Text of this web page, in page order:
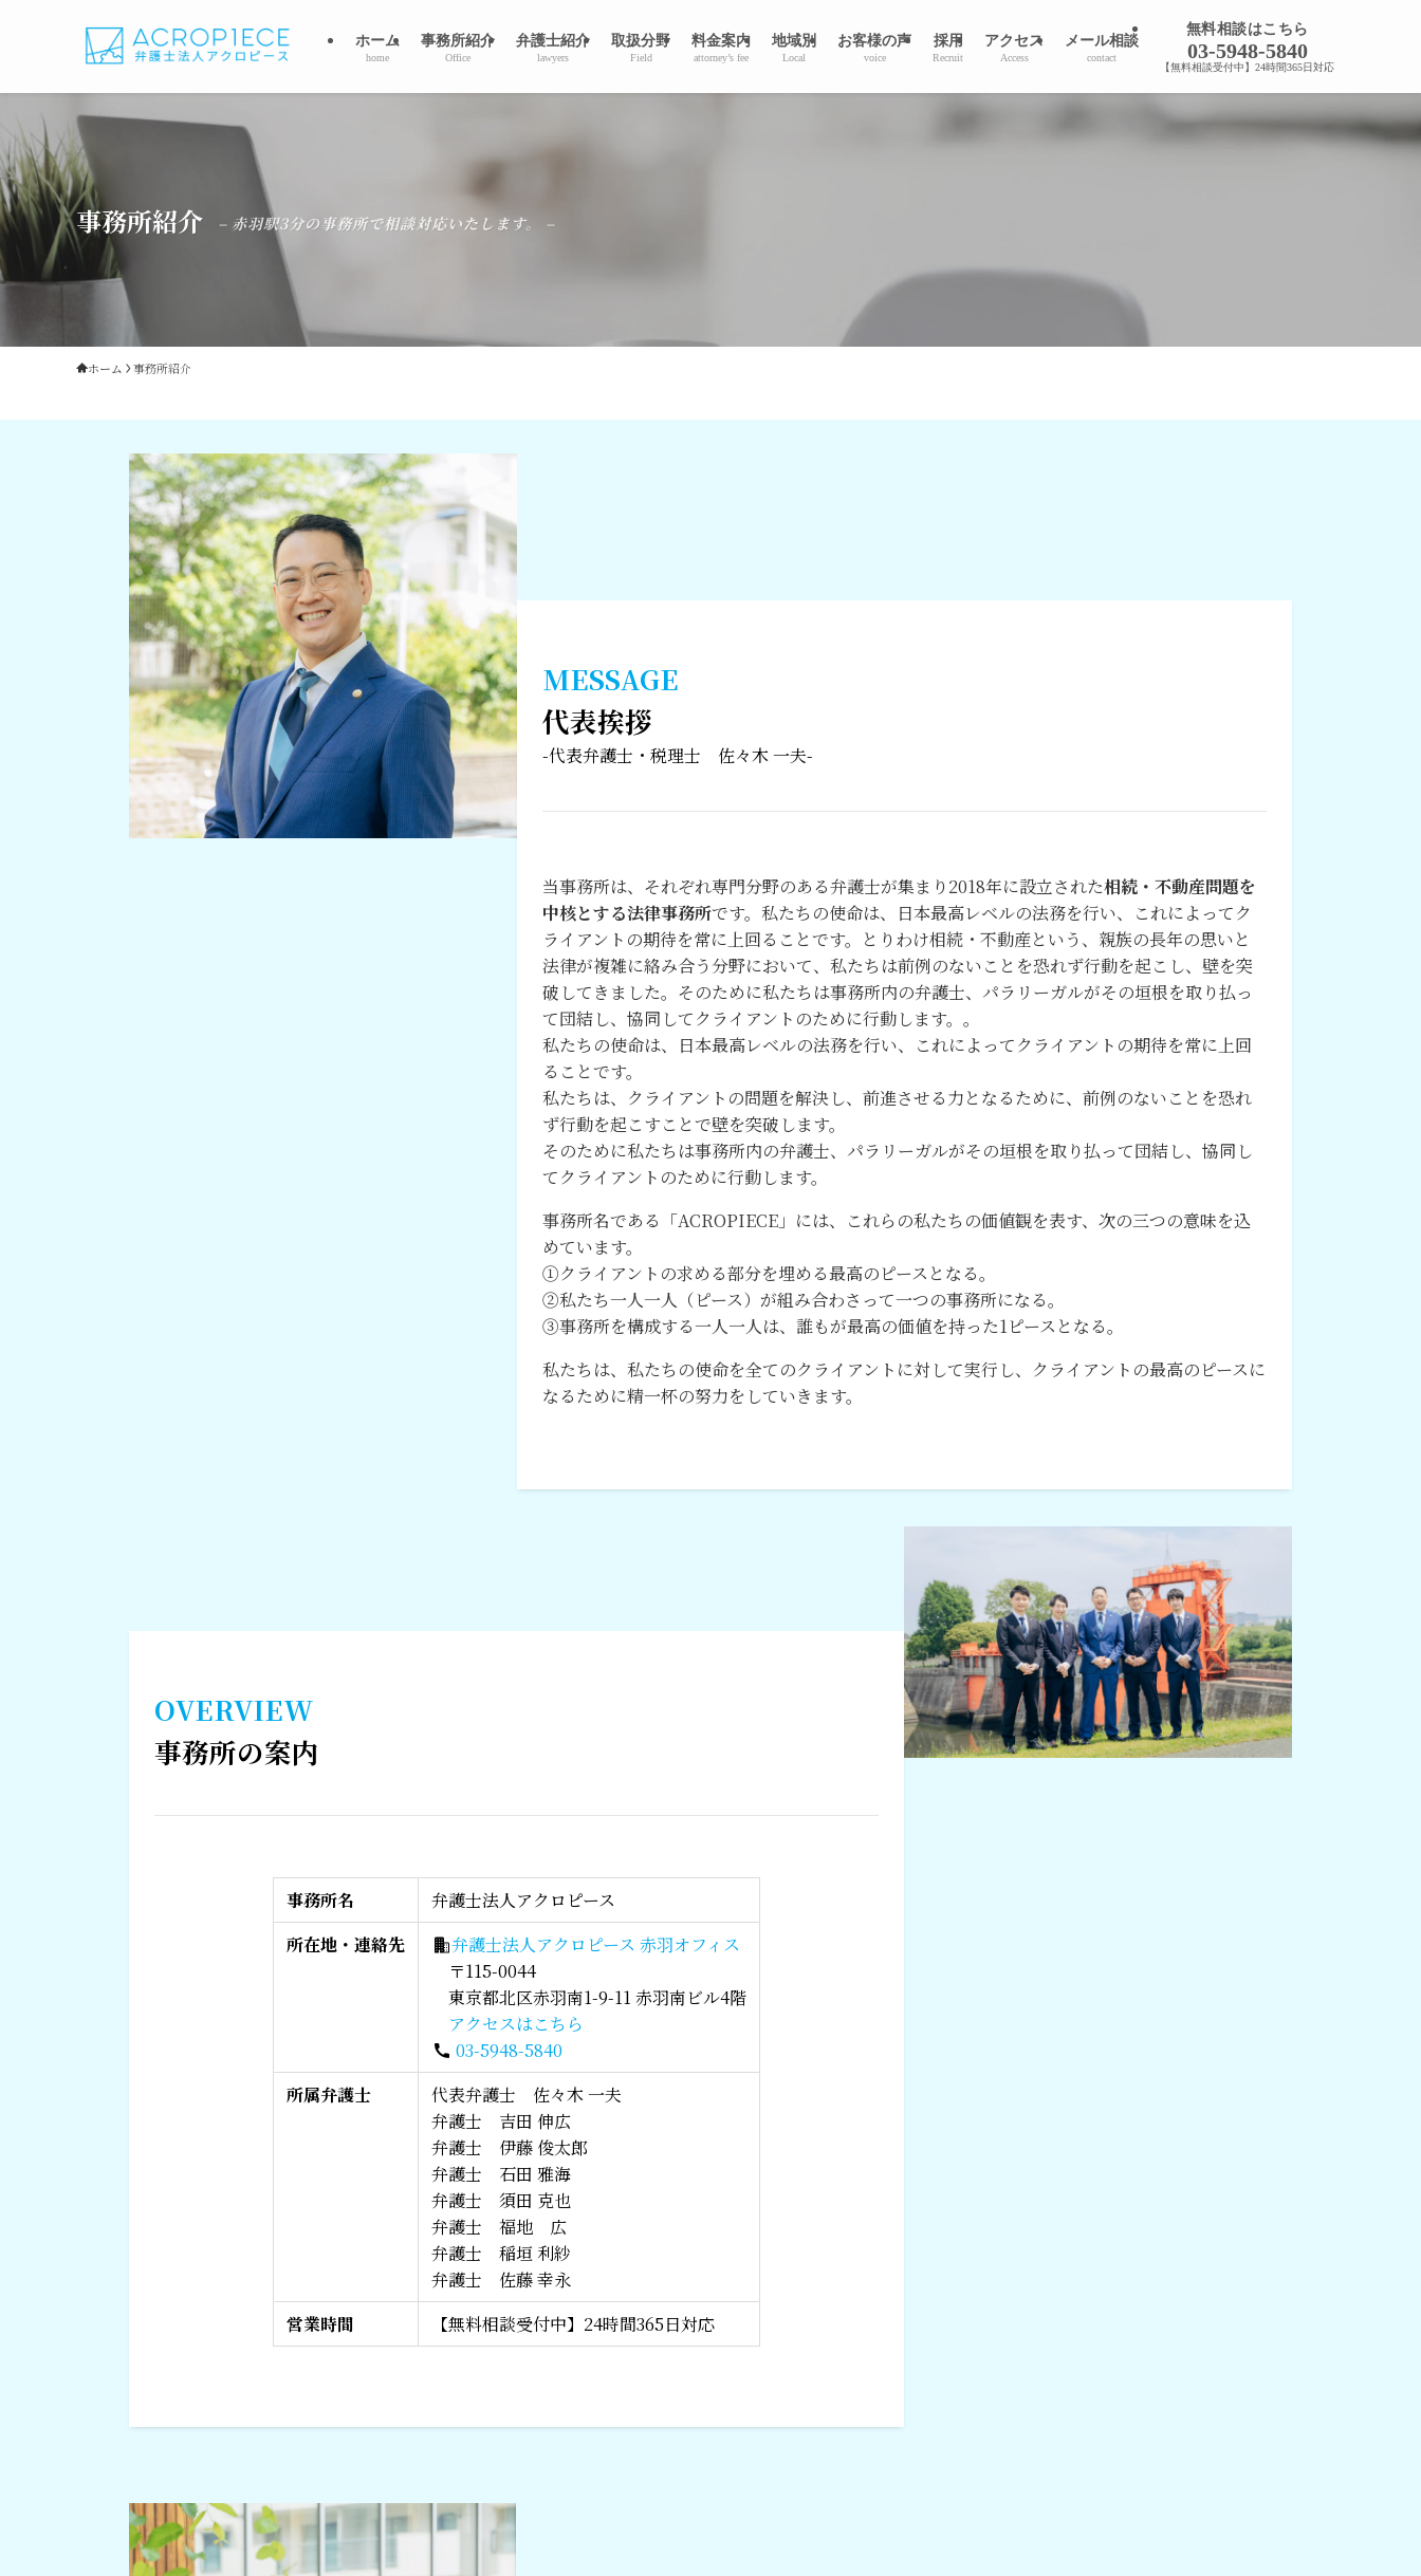
ホーム
home
事務所紹介
Office
弁護士紹介
lawyers
取扱分野
Field
料金案内
attorney’s fee
地域別
Local
お客様の声
voice
採用
Recruit
アクセス
Access
メール相談
contact
無料相談はこちら
03-5948-5840
【無料相談受付中】24時間365日対応
事務所紹介 – 赤羽駅3分の事務所で相談対応いたします。 –
ホーム 事務所紹介
MESSAGE
代表挨拶
-代表弁護士・税理士 佐々木 一夫-
当事務所は、それぞれ専門分野のある弁護士が集まり2018年に設立された相続・不動産問題を
中核とする法律事務所です。私たちの使命は、日本最高レベルの法務を行い、これによってク
ライアントの期待を常に上回ることです。とりわけ相続・不動産という、親族の長年の思いと
法律が複雑に絡み合う分野において、私たちは前例のないことを恐れず行動を起こし、壁を突
破してきました。そのために私たちは事務所内の弁護士、パラリーガルがその垣根を取り払っ
て団結し、協同してクライアントのために行動します。。
私たちの使命は、日本最高レベルの法務を行い、これによってクライアントの期待を常に上回
ることです。
私たちは、クライアントの問題を解決し、前進させる力となるために、前例のないことを恐れ
ず行動を起こすことで壁を突破します。
そのために私たちは事務所内の弁護士、パラリーガルがその垣根を取り払って団結し、協同し
てクライアントのために行動します。
事務所名である「ACROPIECE」には、これらの私たちの価値観を表す、次の三つの意味を込
めています。
①クライアントの求める部分を埋める最高のピースとなる。
②私たち一人一人（ピース）が組み合わさって一つの事務所になる。
③事務所を構成する一人一人は、誰もが最高の価値を持った1ピースとなる。
私たちは、私たちの使命を全てのクライアントに対して実行し、クライアントの最高のピースに
なるために精一杯の努力をしていきます。
OVERVIEW
事務所の案内
事務所名
弁護士法人アクロピース
所在地・連絡先
弁護士法人アクロピース 赤羽オフィス
〒115-0044
東京都北区赤羽南1-9-11 赤羽南ビル4階
アクセスはこちら
03-5948-5840
所属弁護士
代表弁護士 佐々木 一夫
弁護士 吉田 伸広
弁護士 伊藤 俊太郎
弁護士 石田 雅海
弁護士 須田 克也
弁護士 福地 広
弁護士 稲垣 利紗
弁護士 佐藤 幸永
営業時間
【無料相談受付中】24時間365日対応